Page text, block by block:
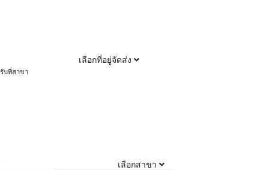
เลือกที่อยู่จัดส่ง
รับที่สาขา
เลือกสาขา